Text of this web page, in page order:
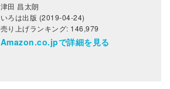
津田 昌太朗
いろは出版 (2019-04-24)
売り上げランキング: 146,979
Amazon.co.jpで詳細を見る